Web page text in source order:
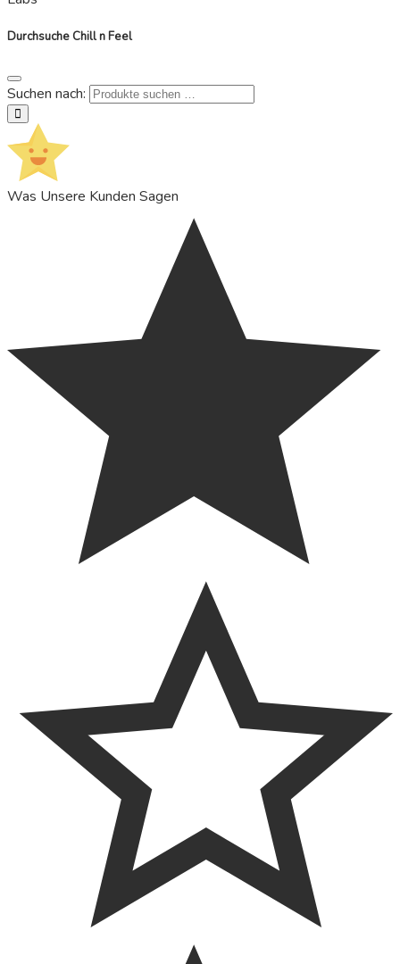
Durchsuche Chill n Feel
Suchen nach:
suchen
Was Unsere Kunden Sagen